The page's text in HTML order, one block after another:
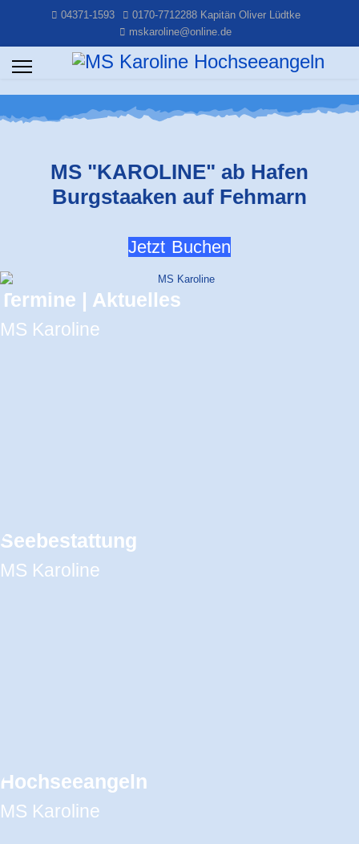
04371-1593
0170-7712288 Kapitän Oliver Lüdtke
mskaroline@online.de
MS "KAROLINE" ab Hafen
Burgstaaken auf Fehmarn
Jetzt Buchen
Termine | Aktuelles
MS Karoline
Seebestattung
MS Karoline
Hochseeangeln
MS Karoline